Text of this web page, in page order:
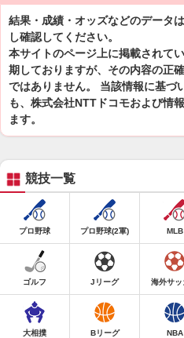
結果・成績・オッズなどのデータ
し確認してください。
本サイトのページ上に掲載されて
期しておりますが、その内容の正
ではありません。 当該情報に基づ
も、株式会社NTTドコモおよび情
ます。
競技一覧
プロ野球 プロ野球(2軍) MLB
ゴルフ Jリーグ 海外サッ
大相撲 Bリーグ NBA